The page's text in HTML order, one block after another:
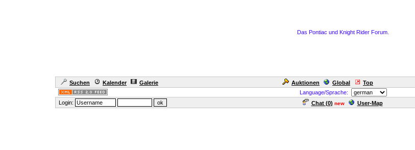
Das Pontiac und Knight Rider Forum.
Suchen Kalender Galerie Auktionen Global Top
Language/Sprache:
Login:
Chat (0) new User-Map